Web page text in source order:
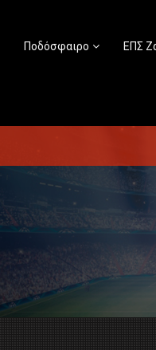
Ποδόσφαιρο ΕΠΣ